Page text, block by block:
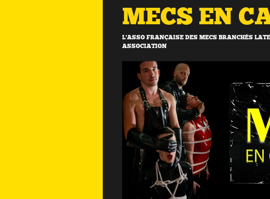
MECS EN
L'ASSO FRANÇAISE DES MECS BRANCHÉS
ASSOCIATION